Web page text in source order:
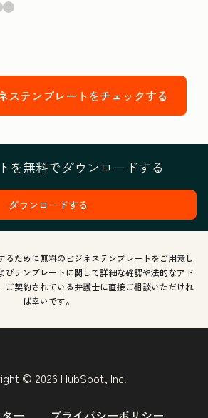
ステンプレートをチェックする
を無料でダウンロードする
ダウンロードする
るために無料のビジネステンプレートをご用意し
びテンプレートに関して詳細な確認や法的なアド
ご契約されている弁護士に直接ご相談いただけれ
ば幸いです。
© 2026 HubSpot, Inc.